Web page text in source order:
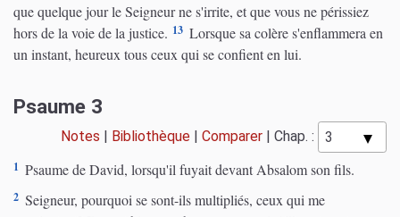
que quelque jour le Seigneur ne s'irrite, et que vous ne périssiez
hors de la voie de la justice. 13 Lorsque sa colère s'enflammera en
un instant, heureux tous ceux qui se confient en lui.
Psaume 3
Notes Bibliothèque Comparer Chap. :
1 Psaume de David, lorsqu'il fuyait devant Absalom son fils.
2 Seigneur, pourquoi se sont-ils multipliés, ceux qui me